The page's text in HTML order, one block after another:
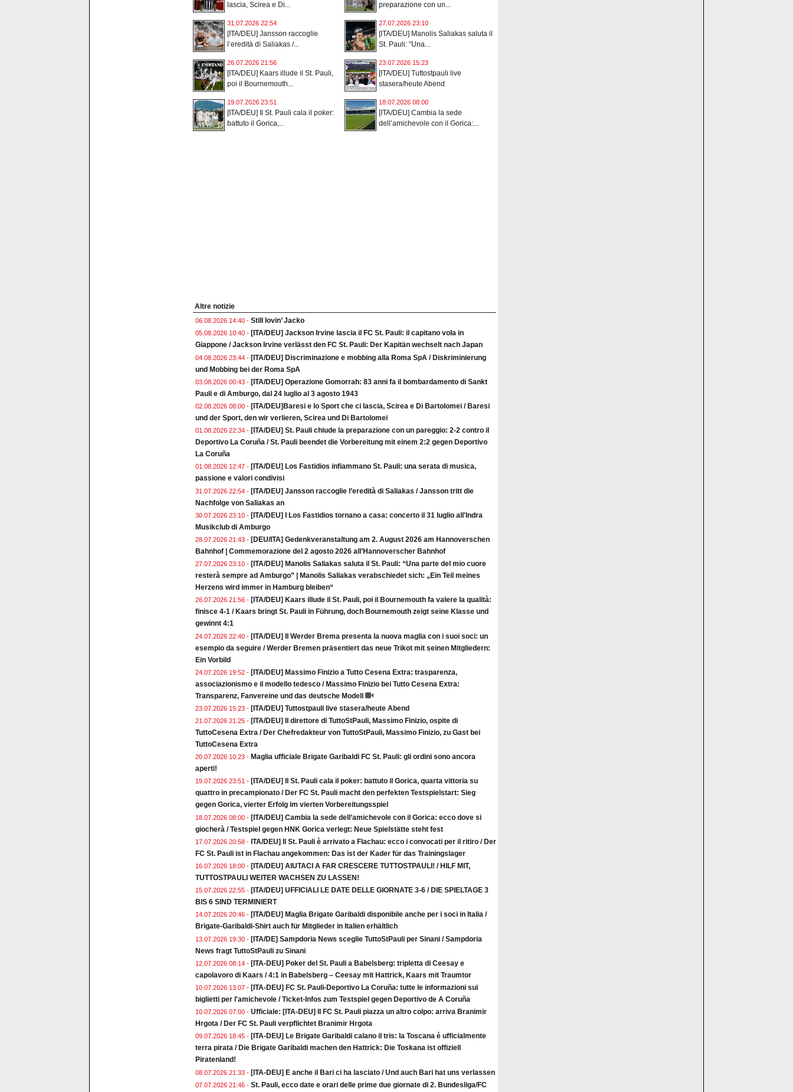
lascia, Scirea e Di...
preparazione con un...
31.07.2026 22:54
[ITA/DEU] Jansson raccoglie
l’eredità di Saliakas /...
27.07.2026 23:10
[ITA/DEU] Manolis Saliakas saluta il
St. Pauli: “Una...
26.07.2026 21:56
[ITA/DEU] Kaars illude il St. Pauli,
poi il Bournemouth...
23.07.2026 15:23
[ITA/DEU] Tuttostpauli live
stasera/heute Abend
19.07.2026 23:51
[ITA/DEU] Il St. Pauli cala il poker:
battuto il Gorica,...
18.07.2026 08:00
[ITA/DEU] Cambia la sede
dell’amichevole con il Gorica:...
Altre notizie
06.08.2026 14:40 - Still lovin’ Jacko
05.08.2026 10:40 - [ITA/DEU] Jackson Irvine lascia il FC St. Pauli: il capitano vola in
Giappone / Jackson Irvine verlässt den FC St. Pauli: Der Kapitän wechselt nach Japan
04.08.2026 23:44 - [ITA/DEU] Discriminazione e mobbing alla Roma SpA / Diskriminierung
und Mobbing bei der Roma SpA
03.08.2026 00:43 - [ITA/DEU] Operazione Gomorrah: 83 anni fa il bombardamento di Sankt
Pauli e di Amburgo, dal 24 luglio al 3 agosto 1943
02.08.2026 08:00 - [ITA/DEU]Baresi e lo Sport che ci lascia, Scirea e Di Bartolomei / Baresi
und der Sport, den wir verlieren, Scirea und Di Bartolomei
01.08.2026 22:34 - [ITA/DEU] St. Pauli chiude la preparazione con un pareggio: 2-2 contro il
Deportivo La Coruña / St. Pauli beendet die Vorbereitung mit einem 2:2 gegen Deportivo
La Coruña
01.08.2026 12:47 - [ITA/DEU] Los Fastidios infiammano St. Pauli: una serata di musica,
passione e valori condivisi
31.07.2026 22:54 - [ITA/DEU] Jansson raccoglie l’eredità di Saliakas / Jansson tritt die
Nachfolge von Saliakas an
30.07.2026 23:10 - [ITA/DEU] I Los Fastidios tornano a casa: concerto il 31 luglio all'Indra
Musikclub di Amburgo
28.07.2026 21:43 - [DEU/ITA] Gedenkveranstaltung am 2. August 2026 am Hannoverschen
Bahnhof | Commemorazione del 2 agosto 2026 all’Hannoverscher Bahnhof
27.07.2026 23:10 - [ITA/DEU] Manolis Saliakas saluta il St. Pauli: “Una parte del mio cuore
resterà sempre ad Amburgo” | Manolis Saliakas verabschiedet sich: „Ein Teil meines
Herzens wird immer in Hamburg bleiben“
26.07.2026 21:56 - [ITA/DEU] Kaars illude il St. Pauli, poi il Bournemouth fa valere la qualità:
finisce 4-1 / Kaars bringt St. Pauli in Führung, doch Bournemouth zeigt seine Klasse und
gewinnt 4:1
24.07.2026 22:40 - [ITA/DEU] Il Werder Brema presenta la nuova maglia con i suoi soci: un
esempio da seguire / Werder Bremen präsentiert das neue Trikot mit seinen Mitgliedern:
Ein Vorbild
24.07.2026 19:52 - [ITA/DEU] Massimo Finizio a Tutto Cesena Extra: trasparenza,
associazionismo e il modello tedesco / Massimo Finizio bei Tutto Cesena Extra:
Transparenz, Fanvereine und das deutsche Modell
23.07.2026 15:23 - [ITA/DEU] Tuttostpauli live stasera/heute Abend
21.07.2026 21:25 - [ITA/DEU] Il direttore di TuttoStPauli, Massimo Finizio, ospite di
TuttoCesena Extra / Der Chefredakteur von TuttoStPauli, Massimo Finizio, zu Gast bei
TuttoCesena Extra
20.07.2026 10:23 - Maglia ufficiale Brigate Garibaldi FC St. Pauli: gli ordini sono ancora
aperti!
19.07.2026 23:51 - [ITA/DEU] Il St. Pauli cala il poker: battuto il Gorica, quarta vittoria su
quattro in precampionato / Der FC St. Pauli macht den perfekten Testspielstart: Sieg
gegen Gorica, vierter Erfolg im vierten Vorbereitungsspiel
18.07.2026 08:00 - [ITA/DEU] Cambia la sede dell’amichevole con il Gorica: ecco dove si
giocherà / Testspiel gegen HNK Gorica verlegt: Neue Spielstätte steht fest
17.07.2026 20:58 - ITA/DEU] Il St. Pauli è arrivato a Flachau: ecco i convocati per il ritiro / Der
FC St. Pauli ist in Flachau angekommen: Das ist der Kader für das Trainingslager
16.07.2026 18:00 - [ITA/DEU] AIUTACI A FAR CRESCERE TUTTOSTPAULI! / HILF MIT,
TUTTOSTPAULI WEITER WACHSEN ZU LASSEN!
15.07.2026 22:55 - [ITA/DEU] UFFICIALI LE DATE DELLE GIORNATE 3-6 / DIE SPIELTAGE 3
BIS 6 SIND TERMINIERT
14.07.2026 20:46 - [ITA/DEU] Maglia Brigate Garibaldi disponibile anche per i soci in Italia /
Brigate-Garibaldi-Shirt auch für Mitglieder in Italien erhältlich
13.07.2026 19:30 - [ITA/DE] Sampdoria News sceglie TuttoStPauli per Sinani / Sampdoria
News fragt TuttoStPauli zu Sinani
12.07.2026 08:14 - [ITA-DEU] Poker del St. Pauli a Babelsberg: tripletta di Ceesay e
capolavoro di Kaars / 4:1 in Babelsberg – Ceesay mit Hattrick, Kaars mit Traumtor
10.07.2026 13:07 - [ITA-DEU] FC St. Pauli-Deportivo La Coruña: tutte le informazioni sui
biglietti per l'amichevole / Ticket-Infos zum Testspiel gegen Deportivo de A Coruña
10.07.2026 07:00 - Ufficiale: [ITA-DEU] Il FC St. Pauli piazza un altro colpo: arriva Branimir
Hrgota / Der FC St. Pauli verpflichtet Branimir Hrgota
09.07.2026 18:45 - [ITA-DEU] Le Brigate Garibaldi calano il tris: la Toscana è ufficialmente
terra pirata / Die Brigate Garibaldi machen den Hattrick: Die Toskana ist offiziell
Piratenland!
08.07.2026 21:33 - [ITA-DEU] E anche il Bari ci ha lasciato / Und auch Bari hat uns verlassen
07.07.2026 21:46 - St. Pauli, ecco date e orari delle prime due giornate di 2. Bundesliga/FC